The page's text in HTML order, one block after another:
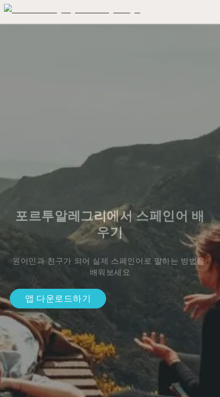
포르투알레그리에서 스페인어 배
우기
원어민과 친구가 되어 실제 스페인어로 말하는 방법을
배워보세요
앱 다운로드하기